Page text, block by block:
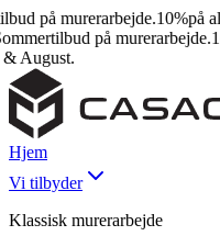
på murerarbejde.10%på
på murerarbejde.
August.
Hjem
Vi tilbyder
Klassisk murerarbejde